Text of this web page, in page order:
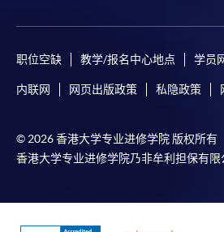
职位空缺 教学/报名中心地点 学员
内联网 网页出版政策 私隐政策
© 2026 香港大学专业进修学院 版权所有
香港大学专业进修学院乃非牟利担保有限